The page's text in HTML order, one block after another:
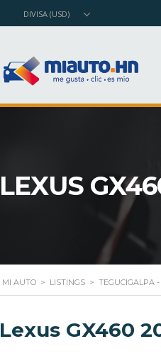
DIVISA (USD)
LEXUS
MI AUTO > LISTINGS > TEGUCIGALPA
Lexus GX460